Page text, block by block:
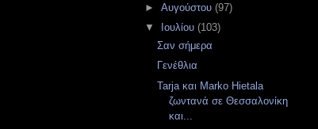
► Αυγούστου (97)
▼
Ιουλίου (103)
Σαν σήμερα
Γενέθλια
Tarja και Marko Hietala
ζωντανά σε Θεσσαλονίκη
και...